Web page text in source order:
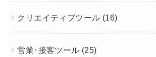
クリエイティブツール (16)
営業･接客ツール (25)